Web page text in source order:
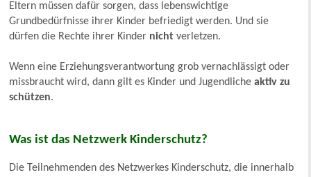
Eltern müssen dafür sorgen, dass lebenswichtige
Grundbedürfnisse ihrer Kinder befriedigt werden. Und sie
dürfen die Rechte ihrer Kinder nichtverletzen.
Wenn eine Erziehungsverantwortung grob vernachlässigt oder
missbraucht wird, dann gilt es Kinder und Jugendlicheaktiv zu
schützen.
Was ist das Netzwerk Kinderschutz?
Die Teilnehmenden des Netzwerkes Kinderschutz, die innerhalb